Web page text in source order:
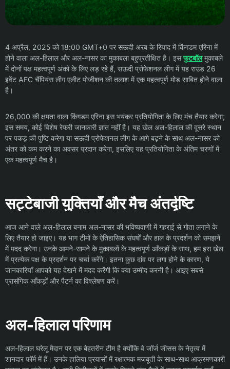
4 अप्रैल, 2025 को 18:00 GMT+0 पर सऊदी अरब के रियाद में किंगडम एरिना में
होने वाला अल-हिलाल और अल-नासर का मुकाबला बहुप्रतीक्षित है। इसफुटबॉलमुकाबले
में दोनों पक्ष महत्वपूर्ण अंकों के लिए लड़ रहे हैं, सऊदी प्रोफेशनल लीग में यह राउंड 26
इवेंट AFC चैंपियंस लीग एलीट पोजीशन की तलाश में एक महत्वपूर्ण मोड़ साबित होने वाला
है।
26,000 की क्षमता वाला किंगडम एरिना इस भयंकर प्रतियोगिता के लिए मंच तैयार करेगा;
इस समय, कोई विशेष रेफरी जानकारी ज्ञात नहीं है। यह खेल अल-हिलाल की दूसरे स्थान
पर पकड़ की पुष्टि करेगा या सऊदी प्रोफेशनल लीग के आगे बढ़ने के साथ अल-नासर को
अंतर को कम करने का अवसर प्रदान करेगा, इसलिए यह प्रतियोगिता के अंतिम चरणों में
एक महत्वपूर्ण मैच है।
सट्टेबाजी युक्तियाँ और मैच अंतर्दृष्टि
आज आने वाले अल-हिलाल बनाम अल-नासर की भविष्यवाणी में गहराई से गोता लगाने के
लिए तैयार हो जाइए। यह भाग टीमों के ऐतिहासिक संघर्षों और हाल के प्रदर्शन को समझने
में मदद करेगा। उनके आमने-सामने के मुकाबलों के महत्वपूर्ण आँकड़ों के साथ, हम इस खेल
में प्रत्येक पक्ष के प्रदर्शन पर चर्चा करेंगे। इतना कुछ दांव पर लगा होने के कारण, ये
जानकारियाँ आपको यह देखने में मदद करेंगी कि क्या उम्मीद करनी है। आइए सबसे
प्रासंगिक आँकड़ों और पैटर्न का विश्लेषण करें।
अल-हिलाल परिणाम
अल-हिलाल घरेलू मैदान पर एक बेहतरीन टीम है क्योंकि वे जॉर्ज जीसस के नेतृत्व में
शानदार फॉर्म में हैं। उनके हालिया प्रयासों में रक्षात्मक मजबूती के साथ-साथ आक्रमणकारी